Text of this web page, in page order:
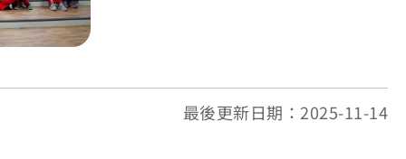
最後更新日期：2025-11-14